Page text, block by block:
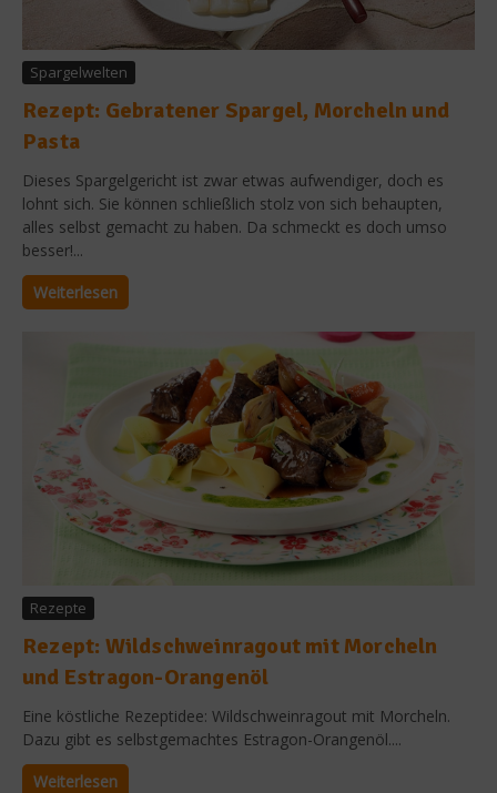
Spargelwelten
Rezept: Gebratener Spargel, Morcheln und
Pasta
Dieses Spargelgericht ist zwar etwas aufwendiger, doch es
lohnt sich. Sie können schließlich stolz von sich behaupten,
alles selbst gemacht zu haben. Da schmeckt es doch umso
besser!...
Weiterlesen
Rezepte
Rezept: Wildschweinragout mit Morcheln
und Estragon-Orangenöl
Eine köstliche Rezeptidee: Wildschweinragout mit Morcheln.
Dazu gibt es selbstgemachtes Estragon-Orangenöl....
Weiterlesen